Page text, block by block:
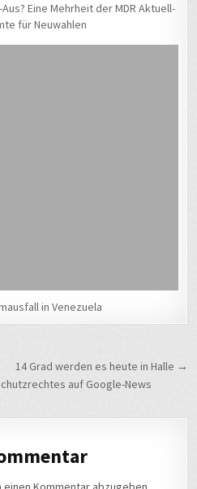
Eine Mehrheit der MDR Aktuell-
für Neuwahlen
in Venezuela
14 Grad werden es heute in Halle →
auf Google-News